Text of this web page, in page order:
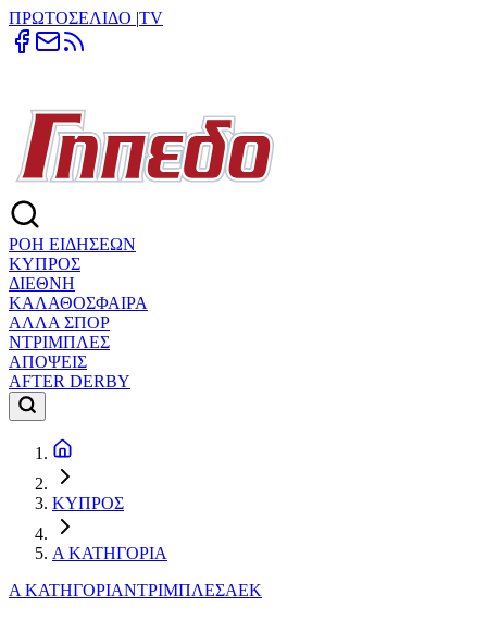
ΠΡΩΤΟΣΕΛΙΔΟ |TV
ΡΟΗ ΕΙΔΗΣΕΩΝ
ΚΥΠΡΟΣ
ΔΙΕΘΝΗ
ΚΑΛΑΘΟΣΦΑΙΡΑ
ΑΛΛΑ ΣΠΟΡ
ΝΤΡΙΜΠΛΕΣ
ΑΠΟΨΕΙΣ
AFTER DERBY
ΚΥΠΡΟΣ
Α ΚΑΤΗΓΟΡΙΑ
Α ΚΑΤΗΓΟΡΙΑΝΤΡΙΜΠΛΕΣΑΕΚ